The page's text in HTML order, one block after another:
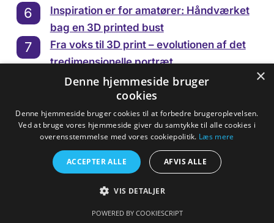
Inspiration er for amatører: Håndværket
bag en 3D printed bust
Fra voks til 3D print – evolutionen af det
tredimensionelle portræt
Tag magten over dit eftermæle – hvorfor
personlige buster er mere end blot
dekoration
Del vores blog
×
Denne hjemmeside bruger
cookies
Denne hjemmeside bruger cookies til at forbedre brugeroplevelsen.
Ved at bruge vores hjemmeside giver du samtykke til alle cookies i
overensstemmelse med vores cookiepolitik. Læs mere
ACCEPTER ALLE AFVIS ALLE
VIS DETALJER
POWERED BY COOKIESCRIPT